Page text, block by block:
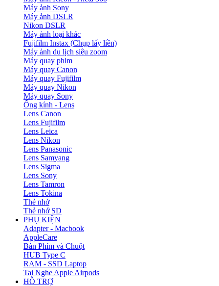
Máy ảnh Sony
Máy ảnh DSLR
Nikon DSLR
Máy ảnh loại khác
Fujifilm Instax (Chụp lấy liền)
Máy ảnh du lịch siêu zoom
Máy quay phim
Máy quay Canon
Máy quay Fujifilm
Máy quay Nikon
Máy quay Sony
Ống kính - Lens
Lens Canon
Lens Fujifilm
Lens Leica
Lens Nikon
Lens Panasonic
Lens Samyang
Lens Sigma
Lens Sony
Lens Tamron
Lens Tokina
Thẻ nhớ
Thẻ nhớ SD
PHỤ KIỆN
Adapter - Macbook
AppleCare
Bàn Phím và Chuột
HUB Type C
RAM - SSD Laptop
Tai Nghe Apple Airpods
HỖ TRỢ